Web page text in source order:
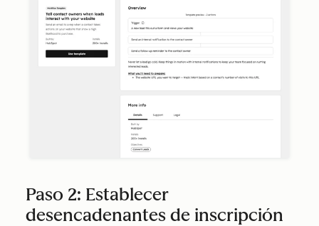
Paso 2: Establecer
desencadenantes de inscripción